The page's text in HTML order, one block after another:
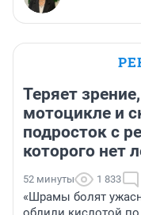
Теряет
мотоцикле и
подросток с
которого нет
52 минуты 1 833
«Шрамы болят